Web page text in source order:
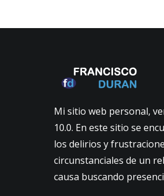
Mi sitio web personal,
10.0. En este sitio se
los delirios y
circunstanciales de un
causa buscando